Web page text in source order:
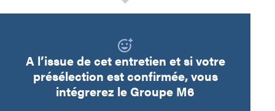
A l’issue de cet entretien et si votre
présélection est confirmée, vous
intégrerez le Groupe M6